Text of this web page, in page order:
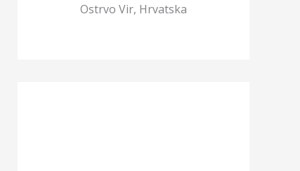
Ostrvo Vir, Hrvatska